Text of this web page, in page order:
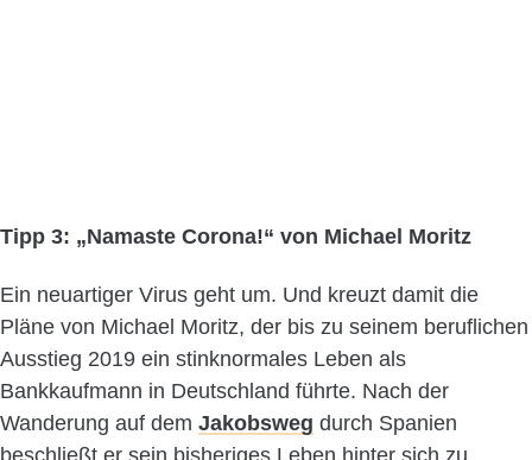
Tipp 3: „Namaste Corona!“ von Michael Moritz
Ein neuartiger Virus geht um. Und kreuzt damit die
Pläne von Michael Moritz, der bis zu seinem beruflichen
Ausstieg 2019 ein stinknormales Leben als
Bankkaufmann in Deutschland führte. Nach der
Wanderung auf dem Jakobsweg durch Spanien
beschließt er sein bisheriges Leben hinter sich zu